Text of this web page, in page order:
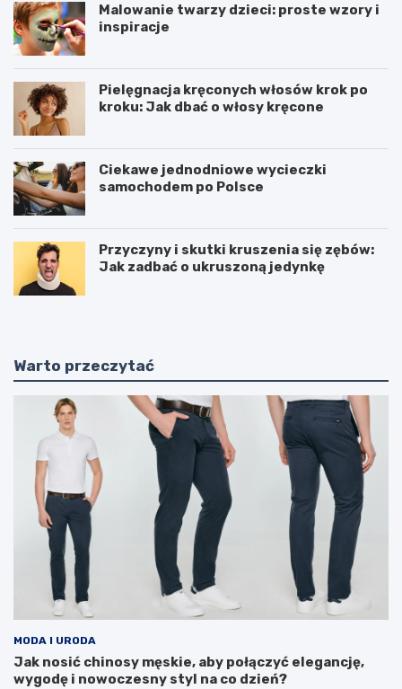
Malowanie twarzy dzieci: proste wzory i
inspiracje
Pielęgnacja kręconych włosów krok po
kroku: Jak dbać o włosy kręcone
Ciekawe jednodniowe wycieczki
samochodem po Polsce
Przyczyny i skutki kruszenia się zębów:
Jak zadbać o ukruszoną jedynkę
Warto przeczytać
MODA I URODA
Jak nosić chinosy męskie, aby połączyć elegancję,
wygodę i nowoczesny styl na co dzień?